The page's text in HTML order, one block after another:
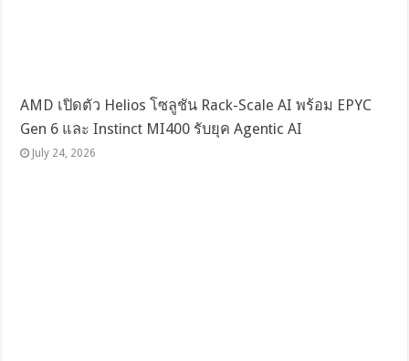
AMD เปิดตัว Helios โซลูชัน Rack-Scale AI พร้อม EPYC
Gen 6 และ Instinct MI400 รับยุค Agentic AI
July 24, 2026